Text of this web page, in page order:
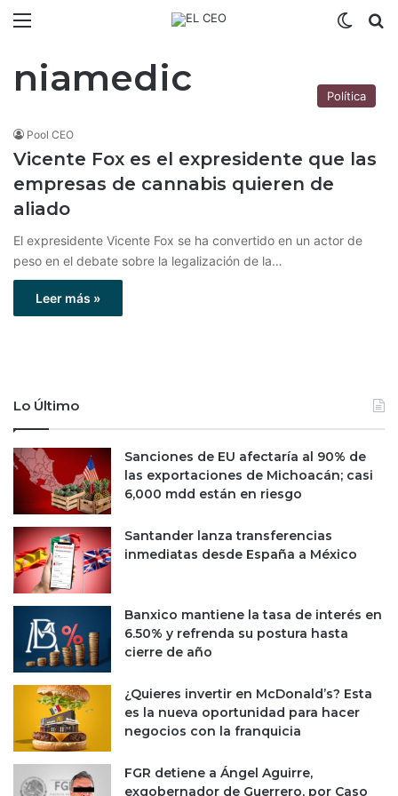
niamedic Política
Pool CEO
Vicente Fox es el expresidente que las
empresas de cannabis quieren de
aliado
El expresidente Vicente Fox se ha convertido en un actor de
peso en el debate sobre la legalización de la…
Leer más »
Lo Último
Sanciones de EU afectaría al 90% de
las exportaciones de Michoacán; casi
6,000 mdd están en riesgo
Santander lanza transferencias
inmediatas desde España a México
Banxico mantiene la tasa de interés en
6.50% y refrenda su postura hasta
cierre de año
¿Quieres invertir en McDonald’s? Esta
es la nueva oportunidad para hacer
negocios con la franquicia
FGR detiene a Ángel Aguirre,
exgobernador de Guerrero, por Caso